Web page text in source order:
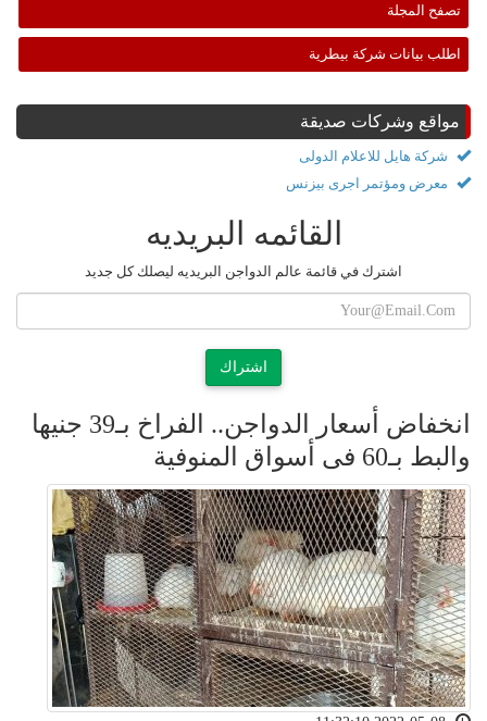
تصفح المجلة
اطلب بيانات شركة بيطرية
مواقع وشركات صديقة
شركة هايل للاعلام الدولى
معرض ومؤتمر اجرى بيزنس
القائمه البريديه
اشترك في قائمة عالم الدواجن البريديه ليصلك كل جديد
اشتراك
انخفاض أسعار الدواجن.. الفراخ بـ39 جنيها
والبط بـ60 فى أسواق المنوفية